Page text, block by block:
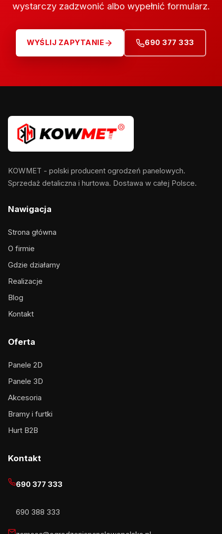
wystarczy zadzwonić albo wypełnić formularz.
WYŚLIJ ZAPYTANIE 690 377 333
KOWMET - polski producent ogrodzeń panelowych.
Sprzedaż detaliczna i hurtowa. Dostawa w całej Polsce.
Nawigacja
Strona główna
O firmie
Gdzie działamy
Realizacje
Blog
Kontakt
Oferta
Panele 2D
Panele 3D
Akcesoria
Bramy i furtki
Hurt B2B
Kontakt
690 377 333
690 388 333